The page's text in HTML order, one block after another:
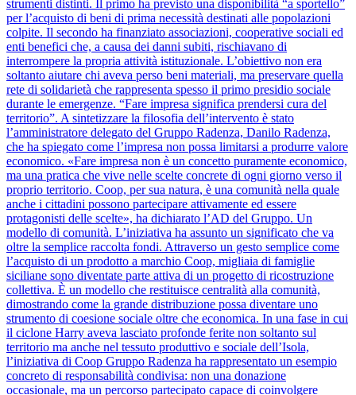
strumenti distinti. Il primo ha previsto una disponibilità “a sportello”
per l’acquisto di beni di prima necessità destinati alle popolazioni
colpite. Il secondo ha finanziato associazioni, cooperative sociali ed
enti benefici che, a causa dei danni subiti, rischiavano di
interrompere la propria attività istituzionale. L’obiettivo non era
soltanto aiutare chi aveva perso beni materiali, ma preservare quella
rete di solidarietà che rappresenta spesso il primo presidio sociale
durante le emergenze. “Fare impresa significa prendersi cura del
territorio”. A sintetizzare la filosofia dell’intervento è stato
l’amministratore delegato del Gruppo Radenza, Danilo Radenza,
che ha spiegato come l’impresa non possa limitarsi a produrre valore
economico. «Fare impresa non è un concetto puramente economico,
ma una pratica che vive nelle scelte concrete di ogni giorno verso il
proprio territorio. Coop, per sua natura, è una comunità nella quale
anche i cittadini possono partecipare attivamente ed essere
protagonisti delle scelte», ha dichiarato l’AD del Gruppo. Un
modello di comunità. L’iniziativa ha assunto un significato che va
oltre la semplice raccolta fondi. Attraverso un gesto semplice come
l’acquisto di un prodotto a marchio Coop, migliaia di famiglie
siciliane sono diventate parte attiva di un progetto di ricostruzione
collettiva. È un modello che restituisce centralità alla comunità,
dimostrando come la grande distribuzione possa diventare uno
strumento di coesione sociale oltre che economica. In una fase in cui
il ciclone Harry aveva lasciato profonde ferite non soltanto sul
territorio ma anche nel tessuto produttivo e sociale dell’Isola,
l’iniziativa di Coop Gruppo Radenza ha rappresentato un esempio
concreto di responsabilità condivisa: non una donazione
occasionale, ma un percorso partecipato capace di coinvolgere